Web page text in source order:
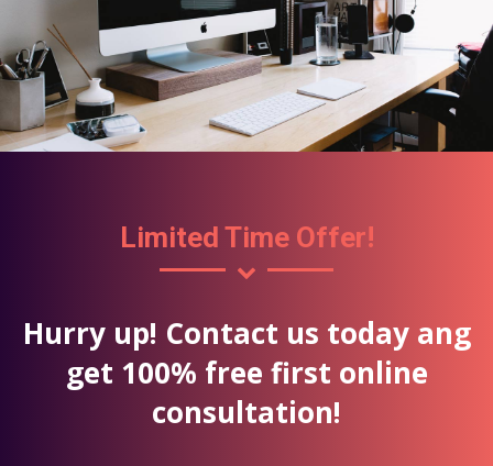
Limited Time Offer!
Hurry up! Contact us today ang
get 100% free first online
consultation!